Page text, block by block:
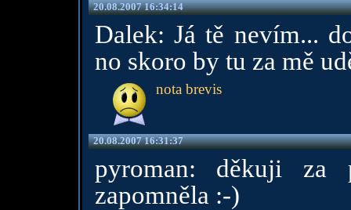
20.08.2007 16:34:14
Dalek: Já tě nevím...
no skoro by tu za mě
nota brevis
20.08.2007 16:31:37
pyroman: děkuji za
zapomněla :-)